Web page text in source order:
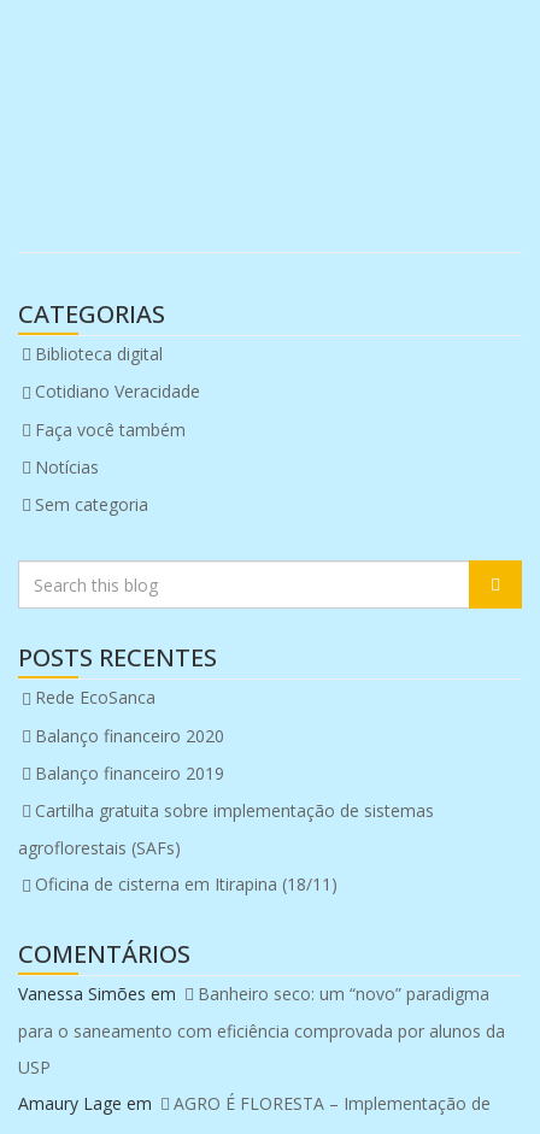
CATEGORIAS
Biblioteca digital
Cotidiano Veracidade
Faça você também
Notícias
Sem categoria
POSTS RECENTES
Rede EcoSanca
Balanço financeiro 2020
Balanço financeiro 2019
Cartilha gratuita sobre implementação de sistemas
agroflorestais (SAFs)
Oficina de cisterna em Itirapina (18/11)
COMENTÁRIOS
Vanessa Simões em
Banheiro seco: um “novo” paradigma
para o saneamento com eficiência comprovada por alunos da
USP
Amaury Lage em
AGRO É FLORESTA – Implementação de